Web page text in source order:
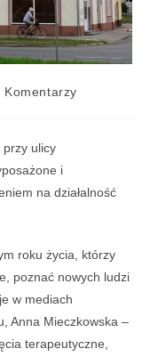
Komentarzy
przy ulicy
i
na działalność
roku życia, którzy
poznać nowych ludzi
w mediach
Anna Mieczkowska –
terapeutyczne,